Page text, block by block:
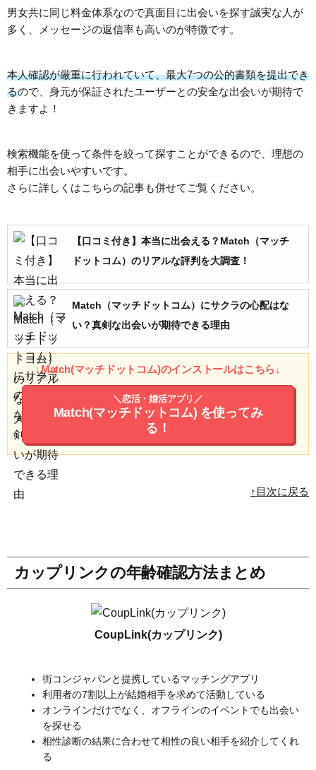
男女共に同じ料金体系なので真面目に出会いを探す誠実な人が
多く、メッセージの返信率も高いのが特徴です。
本人確認が厳重に行われていて、最大7つの公的書類を提出でき
るので、身元が保証されたユーザーとの安全な出会いが期待で
きますよ！
検索機能を使って条件を絞って探すことができるので、理想の
相手に出会いやすいです。
さらに詳しくはこちらの記事も併せてご覧ください。
【口コミ付き】本当に出会える？Match（マッチ
ドットコム）のリアルな評判を大調査！
Match（マッチドットコム）にサクラの心配はな
い？真剣な出会いが期待できる理由
↓Match(マッチドットコム)のインストールはこちら↓
＼恋活・婚活アプリ／
Match(マッチドットコム) を使ってみ
る！
↑目次に戻る
カップリンクの年齢確認方法まとめ
CoupLink(カップリンク)
街コンジャパンと提携しているマッチングアプリ
利用者の7割以上が結婚相手を求めて活動している
オンラインだけでなく、オフラインのイベントでも出会い
を探せる
相性診断の結果に合わせて相性の良い相手を紹介してくれ
る